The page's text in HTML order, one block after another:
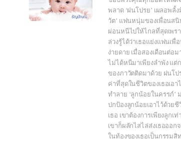
พลาด ‘ฝนโปรย’ เผลอพลั้
วัต’ แฟนหนุ่มของเพื่อนสนิ
ผ่อนหนีไปให้ไกลที่สุดเพรา
ล่วงรู้ได้ว่าเธอแย่งแฟนเ
ง่ายดาย เมื่อสองเดือนต่อ
ไม่ได้หนีมาเพียงลำพัง แต่
ของภาวัตติดมาด้วย ฝนโ
ค่าที่สุดในชีวิตของเธอเอ
ทำลาย ‘ลูกน้อยในครรภ์’
ปกป้องลูกน้อยเอาไว้ด้วยชี
เธอ เขาต้องการเพียงลูก
เขาก็ผลักไสไล่ส่งเธอออ
ในท้องของเธอเป็นกรรมสิ